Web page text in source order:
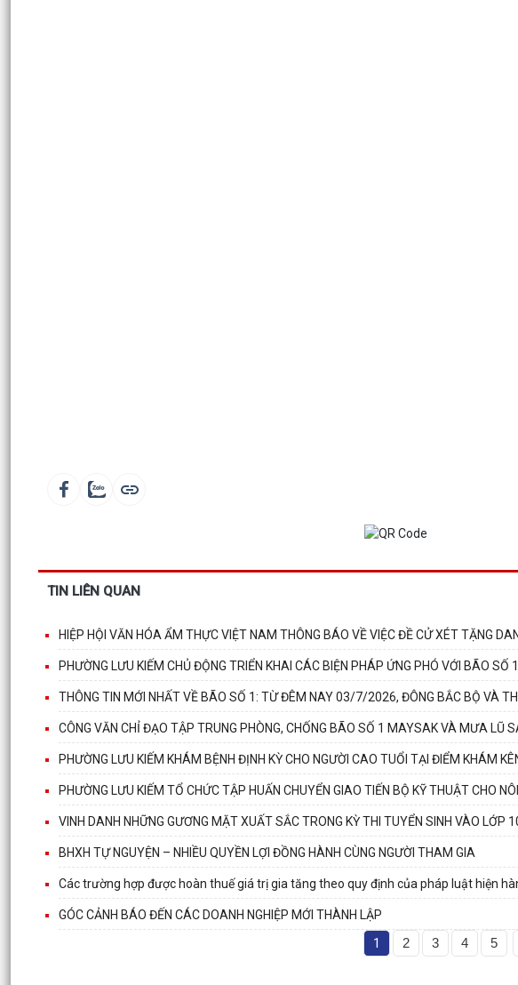
TIN LIÊN QUAN
HIỆP HỘI VĂN HÓA ẨM THỰC VIỆT NAM THÔNG BÁO VỀ VIỆC ĐỀ CỬ XÉT TẶNG
PHƯỜNG LƯU KIẾM CHỦ ĐỘNG TRIỂN KHAI CÁC BIỆN PHÁP ỨNG PHÓ VỚI BÃO
THÔNG TIN MỚI NHẤT VỀ BÃO SỐ 1: TỪ ĐÊM NAY 03/7/2026, ĐÔNG BẮC BỘ VÀ
CÔNG VĂN CHỈ ĐẠO TẬP TRUNG PHÒNG, CHỐNG BÃO SỐ 1 MAYSAK VÀ MƯA LŨ
PHƯỜNG LƯU KIẾM KHÁM BỆNH ĐỊNH KỲ CHO NGƯỜI CAO TUỔI TẠI ĐIỂM KHÁM
PHƯỜNG LƯU KIẾM TỔ CHỨC TẬP HUẤN CHUYỂN GIAO TIẾN BỘ KỸ THUẬT CHO
VINH DANH NHỮNG GƯƠNG MẶT XUẤT SẮC TRONG KỲ THI TUYỂN SINH VÀO
BHXH TỰ NGUYỆN – NHIỀU QUYỀN LỢI ĐỒNG HÀNH CÙNG NGƯỜI THAM GIA
Các trường hợp được hoàn thuế giá trị gia tăng theo quy định của pháp luật hiện
GÓC CẢNH BÁO ĐẾN CÁC DOANH NGHIỆP MỚI THÀNH LẬP
1 2 3 4 5